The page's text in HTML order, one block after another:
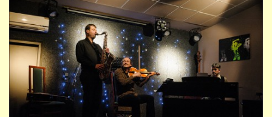
PRO RODIČE
TALENTOVÉ ZKOUŠKY
STUDIJNÍ OBORY